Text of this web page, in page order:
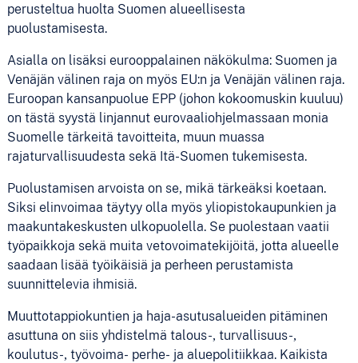
perusteltua huolta Suomen alueellisesta
puolustamisesta.
Asialla on lisäksi eurooppalainen näkökulma: Suomen ja
Venäjän välinen raja on myös EU:n ja Venäjän välinen raja.
Euroopan kansanpuolue EPP (johon kokoomuskin kuuluu)
on tästä syystä linjannut eurovaaliohjelmassaan monia
Suomelle tärkeitä tavoitteita, muun muassa
rajaturvallisuudesta sekä Itä-Suomen tukemisesta.
Puolustamisen arvoista on se, mikä tärkeäksi koetaan.
Siksi elinvoimaa täytyy olla myös yliopistokaupunkien ja
maakuntakeskusten ulkopuolella. Se puolestaan vaatii
työpaikkoja sekä muita vetovoimatekijöitä, jotta alueelle
saadaan lisää työikäisiä ja perheen perustamista
suunnittelevia ihmisiä.
Muuttotappiokuntien ja haja-asutusalueiden pitäminen
asuttuna on siis yhdistelmä talous-, turvallisuus-,
koulutus-, työvoima- perhe- ja aluepolitiikkaa. Kaikista